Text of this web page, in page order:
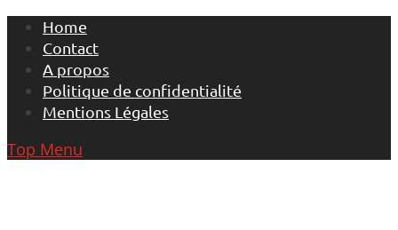
Skip
content
Home
Contact
A propos
Politique de confidentialité
Mentions Légales
Top Menu